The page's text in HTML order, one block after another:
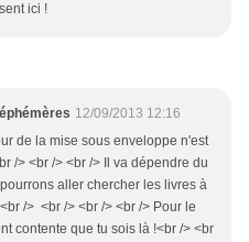
ici !
12/09/2013 12:16
de la mise sous enveloppe n'est
/> <br /> <br /> Il va dépendre du
aller chercher les livres à
/> <br /> <br /> <br /> Pour le
contente que tu sois là !<br /> <br